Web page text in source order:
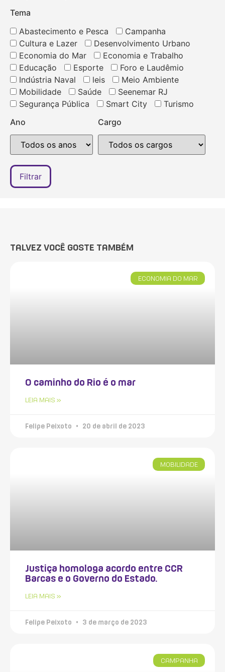
Tema
Abastecimento e Pesca
Campanha
Cultura e Lazer
Desenvolvimento Urbano
Economia do Mar
Economia e Trabalho
Educação
Esporte
Foro e Laudêmio
Indústria Naval
leis
Meio Ambiente
Mobilidade
Saúde
Seenemar RJ
Segurança Pública
Smart City
Turismo
Ano
Cargo
TALVEZ VOCÊ GOSTE TAMBÉM
ECONOMIA DO MAR
O caminho do Rio é o mar
LEIA MAIS »
Felipe Peixoto 20 de abril de 2023
MOBILIDADE
Justiça homologa acordo entre CCR
Barcas e o Governo do Estado.
LEIA MAIS »
Felipe Peixoto 3 de março de 2023
CAMPANHA